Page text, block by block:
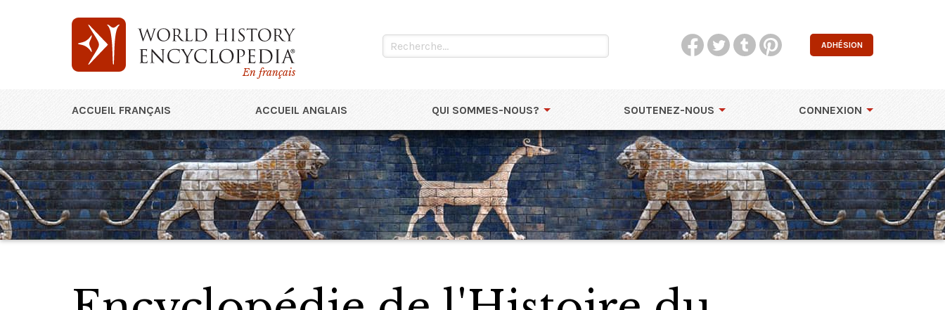
En français
ADHÉSION
ACCUEIL FRANÇAIS ACCUEIL ANGLAIS QUI SOMMES-NOUS? SOUTENEZ-NOUS CONNEXION